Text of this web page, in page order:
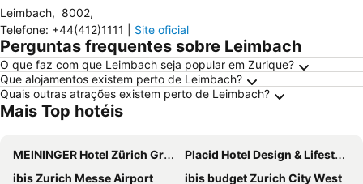
Leimbach, 8002,
Telefone: +44(412)1111 Site oficial
Perguntas frequentes sobre Leimbach
O que faz com que Leimbach seja popular em Zurique?
Que alojamentos existem perto de Leimbach?
Quais outras atrações existem perto de Leimbach?
Mais Top hotéis
MEININGER Hotel Zürich Greencity
Placid Hotel Design & Lifestyle Zurich
ibis Zurich Messe Airport
ibis budget Zurich City West